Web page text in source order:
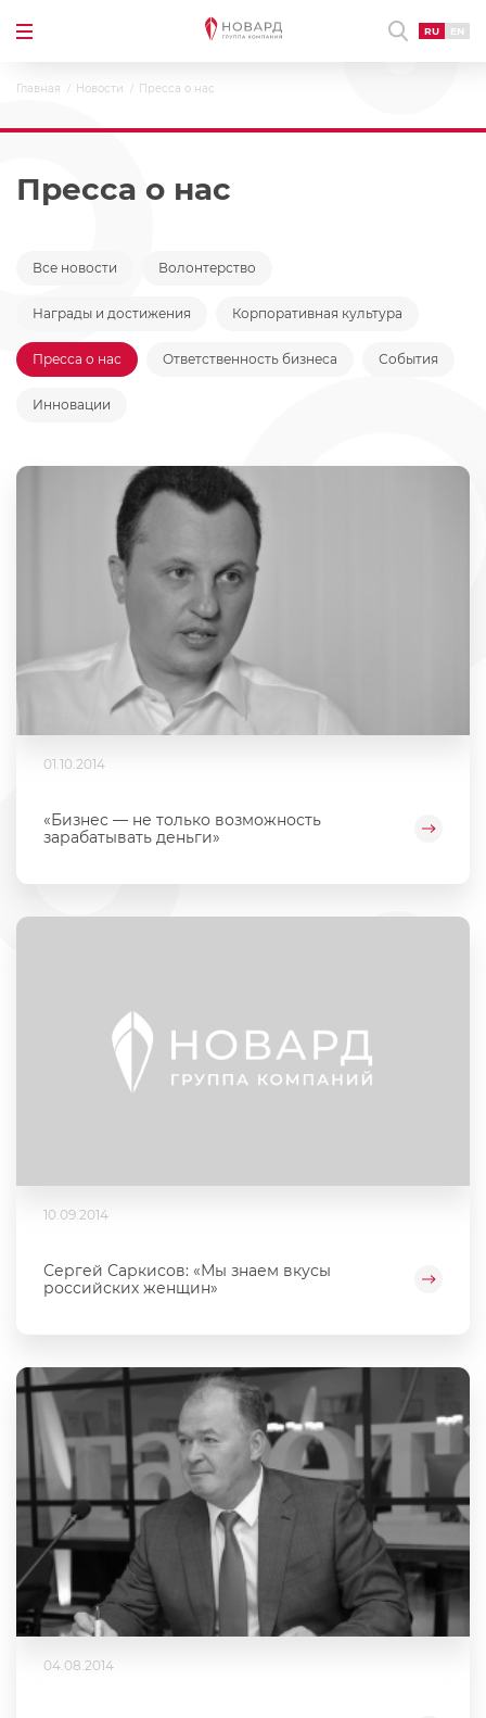
RU EN
Главная Новости Пресса о нас
Пресса о нас
Все новости Волонтерство
Награды и достижения Корпоративная культура
Пресса о нас Ответственность бизнеса События
Инновации
01.10.2014
«Бизнес — не только возможность
зарабатывать деньги»
10.09.2014
Сергей Саркисов: «Мы знаем вкусы
российских женщин»
04.08.2014